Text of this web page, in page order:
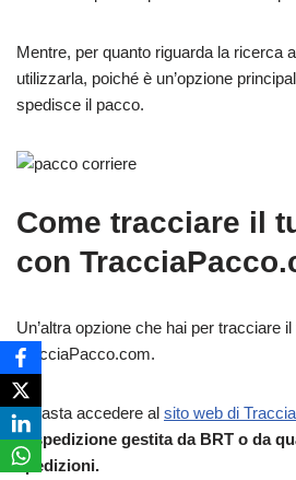
Mentre, per quanto riguarda la ricerca
utilizzarla, poiché è un’opzione
spedisce il pacco.
Come tracciare il
con
Un’altra opzione che hai per tracciare
TracciaPacco.com.
Ti basta accedere al sito web di
la spedizione gestita da BRT o da
spedizioni.